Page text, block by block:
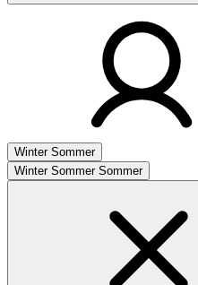
Winter Sommer
Winter Sommer Sommer